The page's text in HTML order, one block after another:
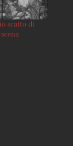
scatto di